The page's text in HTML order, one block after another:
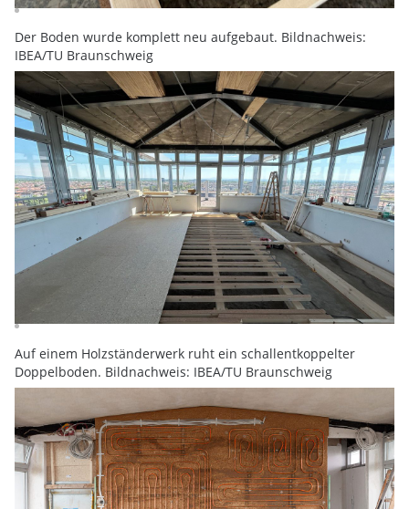
Der Boden wurde komplett neu aufgebaut. Bildnachweis:
IBEA/TU Braunschweig
Auf einem Holzständerwerk ruht ein schallentkoppelter
Doppelboden. Bildnachweis: IBEA/TU Braunschweig